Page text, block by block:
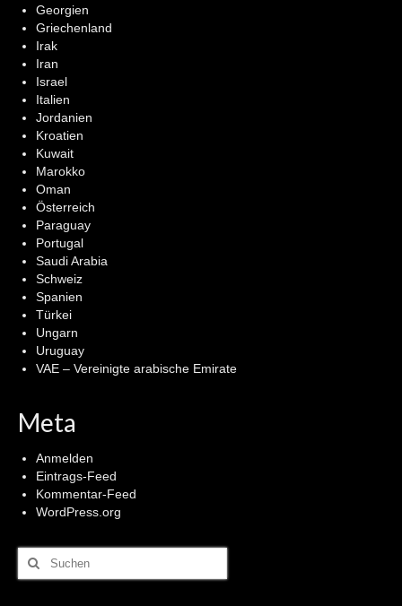
Georgien
Griechenland
Irak
Iran
Israel
Italien
Jordanien
Kroatien
Kuwait
Marokko
Oman
Österreich
Paraguay
Portugal
Saudi Arabia
Schweiz
Spanien
Türkei
Ungarn
Uruguay
VAE – Vereinigte arabische Emirate
Meta
Anmelden
Eintrags-Feed
Kommentar-Feed
WordPress.org
Suchen
nach: